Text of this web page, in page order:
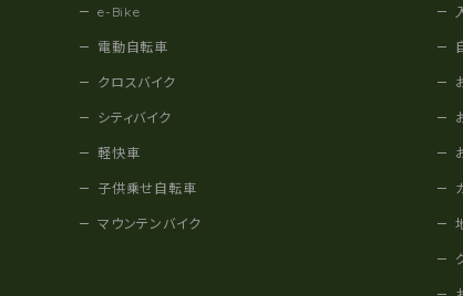
e-Bike
電動自転車
クロスバイク
シティバイク
軽快車
子供乗せ自転車
マウンテンバイク